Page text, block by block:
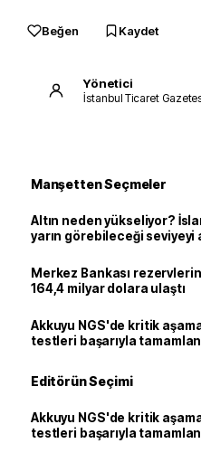
Beğen Kaydet
Yönetici
İstanbul Ticaret
Manşetten Seçmeler
Altın neden yükseliyor?
yarın görebileceği seviyeyi
Merkez Bankası
164,4 milyar dolara ulaştı
Akkuyu NGS'de kritik
testleri başarıyla
Editörün Seçimi
Akkuyu NGS'de kritik
testleri başarıyla